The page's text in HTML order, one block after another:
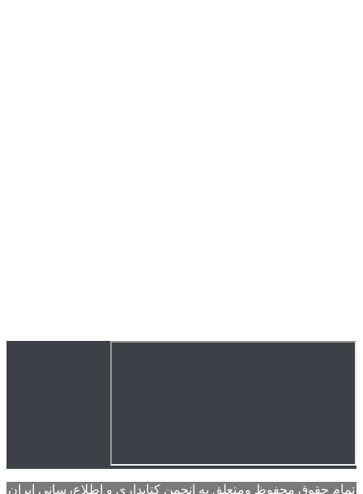
تمام حقوق محفوظ ومتعلق به انجمن کتابداری و اطلاع‌رسانی ایران